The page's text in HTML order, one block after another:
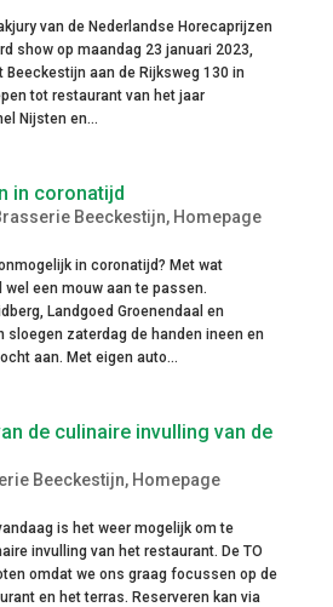
van de Nederlandse Horecaprijzen
show op maandag 23 januari 2023,
Beeckestijn aan de Rijksweg 130 in
tot restaurant van het jaar
Nijsten en...
in coronatijd
Beeckestijn, Homepage
in coronatijd? Met wat
een mouw aan te passen.
Landgoed Groenendaal en
sloegen zaterdag de handen ineen en
aan. Met eigen auto...
de culinaire invulling van de
Beeckestijn, Homepage
is het weer mogelijk om te
invulling van het restaurant. De TO
omdat we ons graag focussen op de
en het terras. Reserveren kan via